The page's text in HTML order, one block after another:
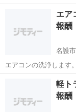
自由で、動きやすいお
つでも水分が補給できる働きやす
エア
報酬
名護市
エアコンの洗浄します
付きなので安心してご
名護市 手
軽ト
報酬